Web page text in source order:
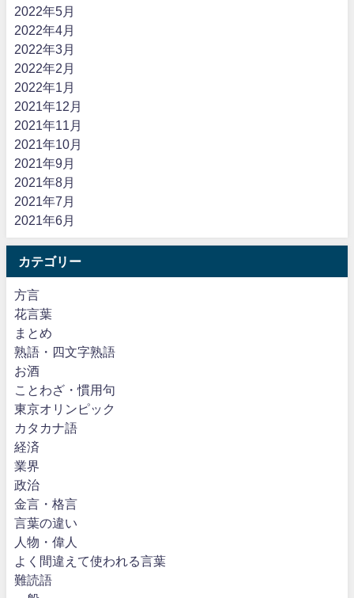
2022年5月
2022年4月
2022年3月
2022年2月
2022年1月
2021年12月
2021年11月
2021年10月
2021年9月
2021年8月
2021年7月
2021年6月
カテゴリー
方言
花言葉
まとめ
熟語・四文字熟語
お酒
ことわざ・慣用句
東京オリンピック
カタカナ語
経済
業界
政治
金言・格言
言葉の違い
人物・偉人
よく間違えて使われる言葉
難読語